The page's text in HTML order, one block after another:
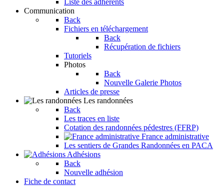
Liste des adhérents
Communication
Back
Fichiers en téléchargement
Back
Récupération de fichiers
Tutoriels
Photos
Back
Nouvelle Galerie Photos
Articles de presse
Les randonnées
Back
Les traces en liste
Cotation des randonnées pédestres (FFRP)
France administrative
Les sentiers de Grandes Randonnées en PACA
Adhésions
Back
Nouvelle adhésion
Fiche de contact